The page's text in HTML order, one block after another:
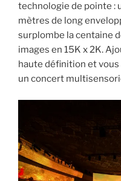
technologie de pointe :
mètres de long
surplombe la centaine
images en 15K x 2K.
haute définition et
un concert